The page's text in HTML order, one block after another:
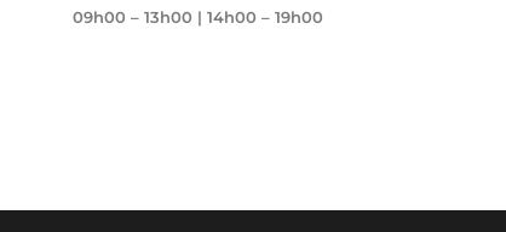
09h00 – 13h00 | 14h00 – 19h00